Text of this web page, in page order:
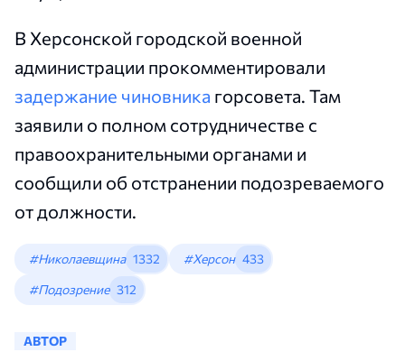
В Херсонской городской военной
администрации прокомментировали
задержание чиновника горсовета. Там
заявили о полном сотрудничестве с
правоохранительными органами и
сообщили об отстранении подозреваемого
от должности.
#Николаевщина 1332 #Херсон 433
#Подозрение 312
АВТОР